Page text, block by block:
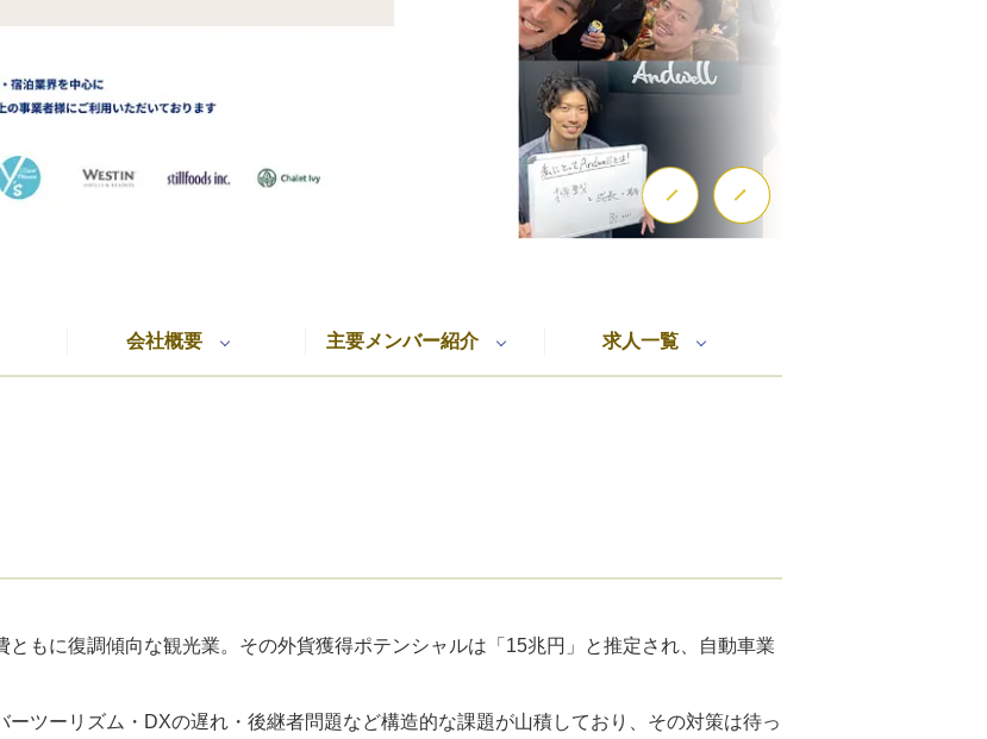
会社概要 主要メンバー紹介 求人一覧
もに復調傾向な観光業。その外貨獲得ポテンシャルは「15兆円」と推定され、自動車業
ツーリズム・DXの遅れ・後継者問題など構造的な課題が山積しており、その対策は待っ